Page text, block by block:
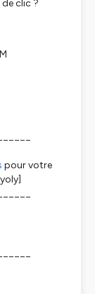
clic ?
pour votre